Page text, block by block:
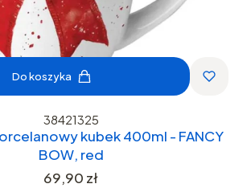
Do koszyka
38421325
kubek 400ml - FANCY
BOW, red
Cena
69,90 zł